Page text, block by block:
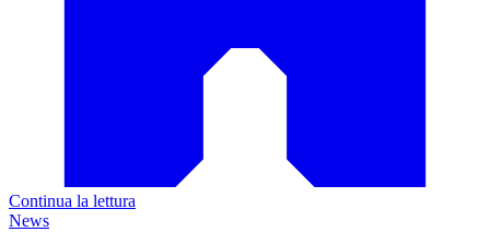
Continua la lettura
News